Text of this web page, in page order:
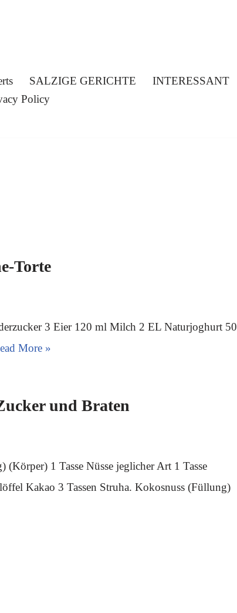
SALZIGE GERICHTE
INTERESSANT
Policy
Torte
3 Eier 120 ml Milch 2 EL Naturjoghurt 50
More »
und Braten
(Körper) 1 Tasse Nüsse jeglicher Art 1 Tasse
Kakao 3 Tassen Struha. Kokosnuss (Füllung)